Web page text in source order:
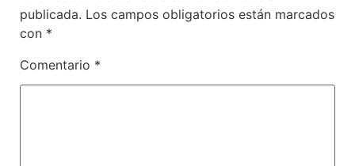
publicada. Los campos obligatorios están marcados
con *
Comentario *